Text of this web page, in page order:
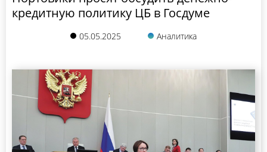
кредитную политику ЦБ в Госдуме
05.05.2025 Аналитика